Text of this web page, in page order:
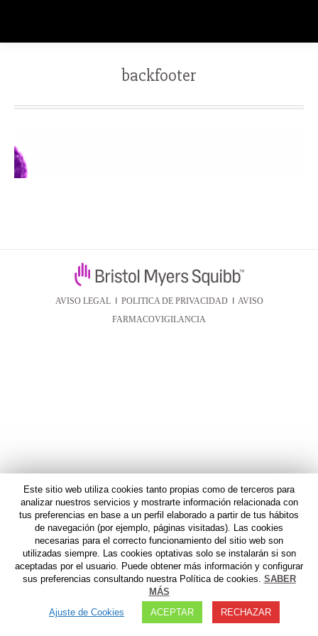
backfooter
AVISO LEGAL POLITICA DE PRIVACIDAD
AVISO
FARMACOVIGILANCIA
Este sitio web utiliza cookies tanto propias como de terceros para
analizar nuestros servicios y mostrarte información relacionada con
tus preferencias en base a un perfil elaborado a partir de tus hábitos
de navegación (por ejemplo, páginas visitadas). Las cookies
necesarias para el correcto funcionamiento del sitio web son
utilizadas siempre. Las cookies optativas solo se instalarán si son
aceptadas por el usuario. Puede obtener más información y configurar
sus preferencias consultando nuestra Política de cookies. SABER
MÁS
Ajuste de Cookies
ACEPTAR RECHAZAR